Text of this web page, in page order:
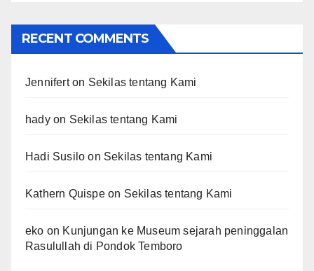
RECENT COMMENTS
Jenniferton Sekilas tentang Kami
hadyon Sekilas tentang Kami
Hadi Susilo on Sekilas tentang Kami
Kathern Quispeon Sekilas tentang Kami
eko on Kunjungan ke Museum sejarah peninggalan
Rasulullah di Pondok Temboro